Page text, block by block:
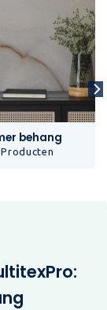
behang
Producten